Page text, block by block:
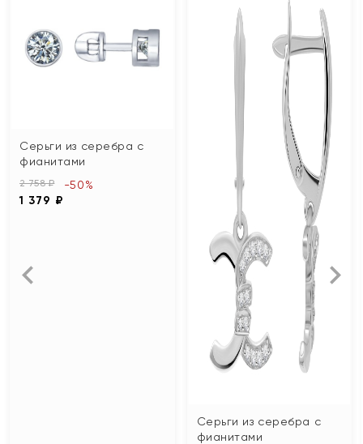
Серьги из серебра с
фианитами
2 758 ₽
1 379 ₽
-50%
Серьги из серебра с
фианитами